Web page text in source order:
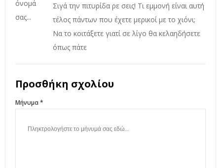
Σιγά την πιτυρίδα ρε σεις! Τι εμμονή είναι αυτή
τέλος πάντων που έχετε μερικοί με το χιόνι;
Να το κοιτάξετε γιατί σε λίγο θα κελαηδήσετε
όπως πάτε
Προσθήκη σχολίου
Μήνυμα *